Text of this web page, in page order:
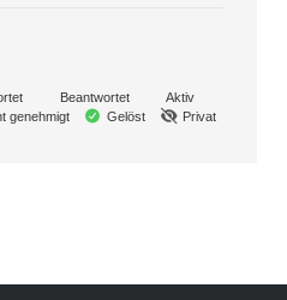
Beantwortet
Aktiv
genehmigt Gelöst
Privat